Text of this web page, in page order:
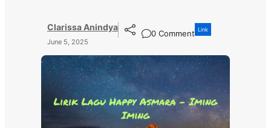
Clarissa Anindya
June 5, 2025
0 Comment Link